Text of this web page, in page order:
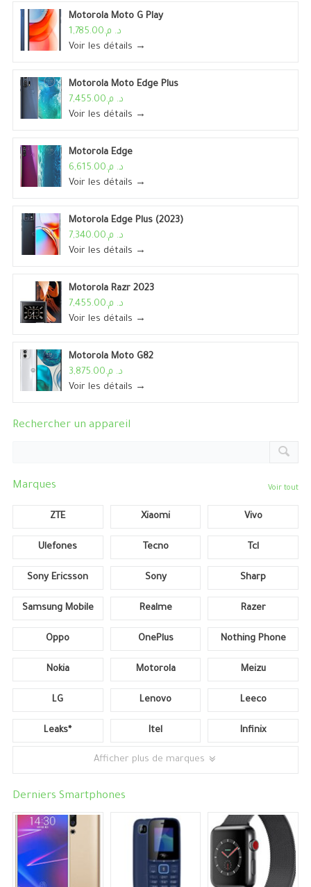
Motorola Moto G Play
د. م.1,785.00
Voir les détails →
Motorola Moto Edge Plus
د. م.7,455.00
Voir les détails →
Motorola Edge
د. م.6,615.00
Voir les détails →
Motorola Edge Plus (2023)
د. م.7,340.00
Voir les détails →
Motorola Razr 2023
د. م.7,455.00
Voir les détails →
Motorola Moto G82
د. م.3,875.00
Voir les détails →
Rechercher un appareil
Marques Voir tout
ZTE Xiaomi Vivo
Ulefones Tecno Tcl
Sony Ericsson Sony Sharp
Samsung Mobile Realme Razer
Oppo OnePlus Nothing Phone
Nokia Motorola Meizu
LG Lenovo Leeco
Leaks* Itel Infinix
Afficher plus de marques
Derniers Smartphones